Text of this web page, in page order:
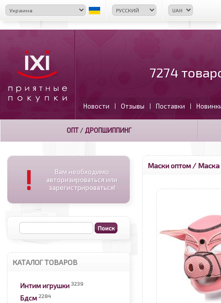
7274
Новости | Отзывы | Поставки |
ОПТ/ ДРОПШИППИНГ
!
Вам необходимо
авторизироваться или
зарегистрироваться!
КАТАЛОГ ТОВАРОВ
Интим игрушки 3239
Бдсм 2284
Маски оптом/ Маска